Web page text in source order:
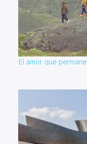
El amor que